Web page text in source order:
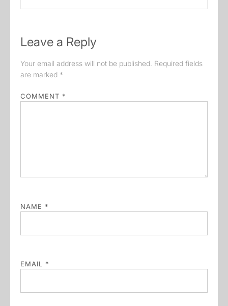
Leave a Reply
Your email address will not be published. Required fields
are marked *
COMMENT *
NAME *
EMAIL *